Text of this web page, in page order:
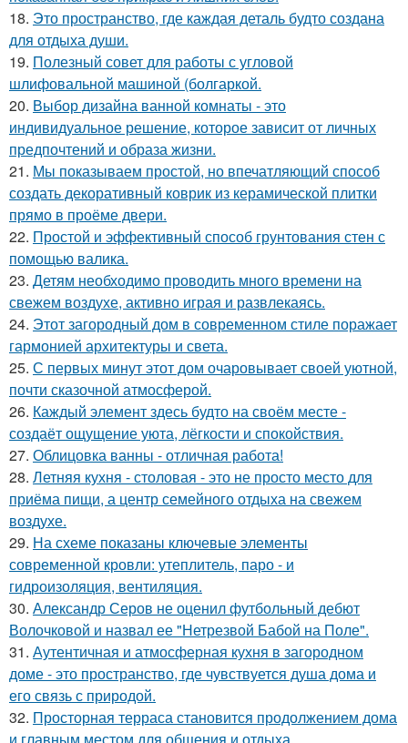
18. Это пространство, где каждая деталь будто создана
для отдыха души.
19. Полезный совет для работы с угловой
шлифовальной машиной (болгаркой.
20. Выбор дизайна ванной комнаты - это
индивидуальное решение, которое зависит от личных
предпочтений и образа жизни.
21. Мы показываем простой, но впечатляющий способ
создать декоративный коврик из керамической плитки
прямо в проёме двери.
22. Простой и эффективный способ грунтования стен с
помощью валика.
23. Детям необходимо проводить много времени на
свежем воздухе, активно играя и развлекаясь.
24. Этот загородный дом в современном стиле поражает
гармонией архитектуры и света.
25. С первых минут этот дом очаровывает своей уютной,
почти сказочной атмосферой.
26. Каждый элемент здесь будто на своём месте -
создаёт ощущение уюта, лёгкости и спокойствия.
27. Облицовка ванны - отличная работа!
28. Летняя кухня - столовая - это не просто место для
приёма пищи, а центр семейного отдыха на свежем
воздухе.
29. На схеме показаны ключевые элементы
современной кровли: утеплитель, паро - и
гидроизоляция, вентиляция.
30. Александр Серов не оценил футбольный дебют
Волочковой и назвал ее "Нетрезвой Бабой на Поле".
31. Аутентичная и атмосферная кухня в загородном
доме - это пространство, где чувствуется душа дома и
его связь с природой.
32. Просторная терраса становится продолжением дома